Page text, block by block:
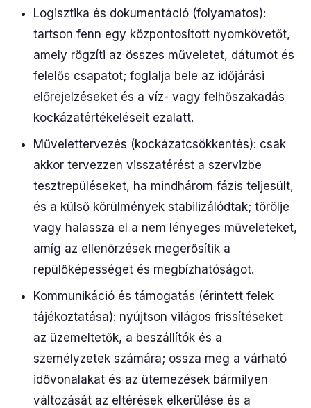
Logisztika és dokumentáció (folyamatos):
tartson fenn egy központosított nyomkövetőt,
amely rögzíti az összes műveletet, dátumot és
felelős csapatot; foglalja bele az időjárási
előrejelzéseket és a víz- vagy felhőszakadás
kockázatértékeléseit ezalatt.
Művelettervezés (kockázatcsökkentés): csak
akkor tervezzen visszatérést a szervizbe
tesztrepüléseket, ha mindhárom fázis teljesült,
és a külső körülmények stabilizálódtak; törölje
vagy halassza el a nem lényeges műveleteket,
amíg az ellenőrzések megerősítik a
repülőképességet és megbízhatóságot.
Kommunikáció és támogatás (érintett felek
tájékoztatása): nyújtson világos frissítéseket
az üzemeltetők, a beszállítók és a
személyzetek számára; ossza meg a várható
idővonalakat és az ütemezések bármilyen
változását az eltérések elkerülése és a